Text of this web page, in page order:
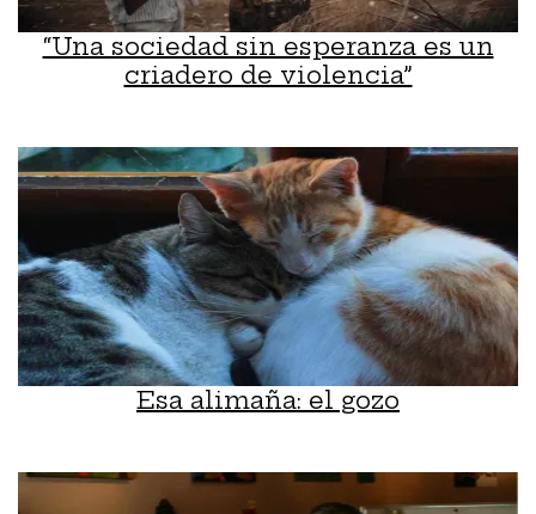
“Una sociedad sin esperanza es un
criadero de violencia”
Esa alimaña: el gozo